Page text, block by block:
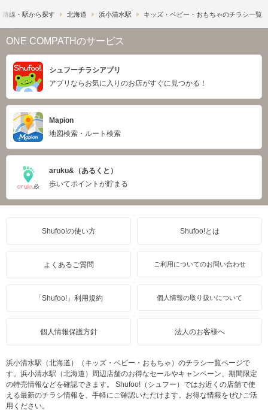
路線・駅から探す 北海道 浜小清水駅 キッズ・ベビー・おもちゃのチラシ一覧
ONE COMPATHのサービス
シュフーチラシアプリ
アプリならお気に入りのお店がすぐに見つかる！
Mapion
地図検索・ルート検索
aruku&（あるくと）
歩いてポイントが貯まる
Shufoo!の使い方 Shufoo!とは
よくあるご質問 ご利用についてのお問い合わせ
「Shufoo!」利用規約 個人情報の取り扱いについて
個人情報保護方針 法人のお客様へ
浜小清水駅（北海道）（キッズ・ベビー・おもちゃ）のチラシ一覧ページで
す。浜小清水駅（北海道）周辺店舗のお得なセールやキャンペーン、期間限定
の特売情報などを確認できます。 Shufoo!（シュフー）ではお近くの店舗で使
える最新のチラシ情報を、手軽にご確認いただけます。お得な情報をぜひご活
用ください。